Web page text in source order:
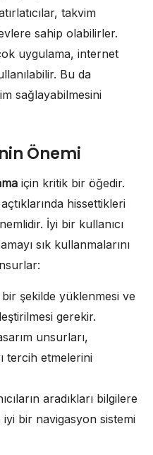
takvim
sahip olabilirler.
uygulama, internet
Bu da
sağlayabilmesini
Önemi
için kritik bir öğedir.
hissettikleri
İyi bir kullanıcı
sık kullanmalarını
bir şekilde yüklenmesi ve
gerekir.
unsurları,
tercih etmelerini
aradıkları bilgilere
bir navigasyon sistemi